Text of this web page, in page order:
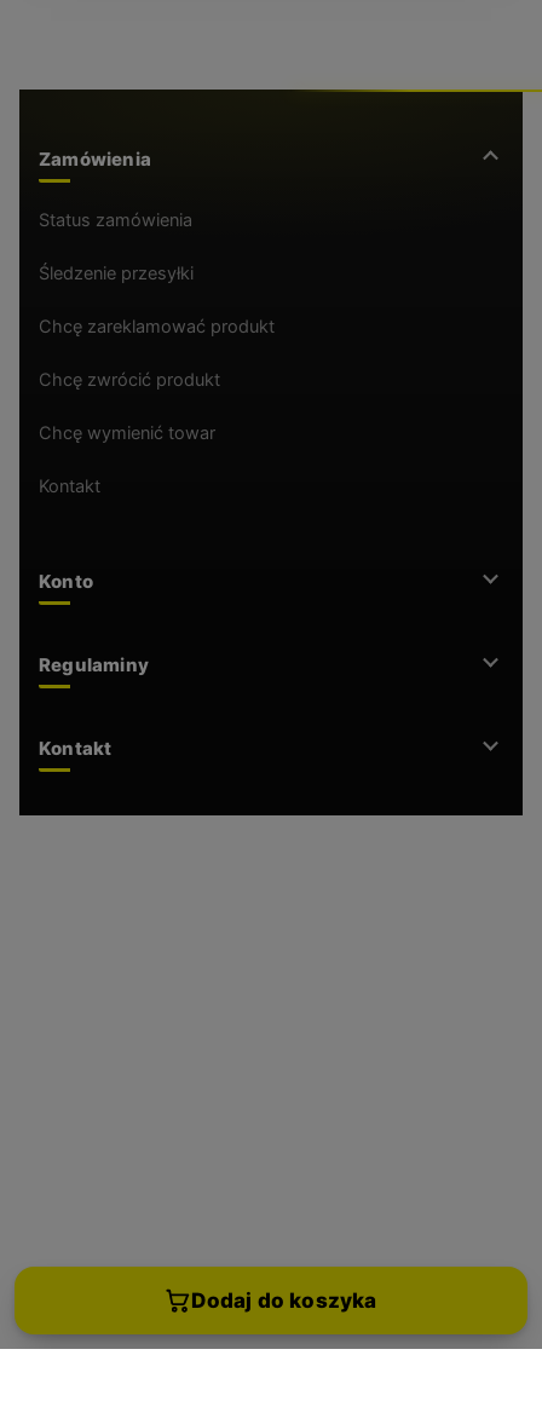
Dodaj do koszyka
Zamówienia
Status zamówienia
Śledzenie przesyłki
Chcę zareklamować produkt
Chcę zwrócić produkt
Chcę wymienić towar
Kontakt
Konto
Regulaminy
Kontakt